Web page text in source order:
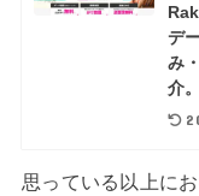
デ
み
介。
思っている以上に